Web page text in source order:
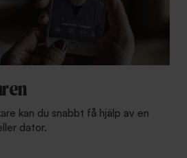
kan du snabbt få hjälp av en
dator.